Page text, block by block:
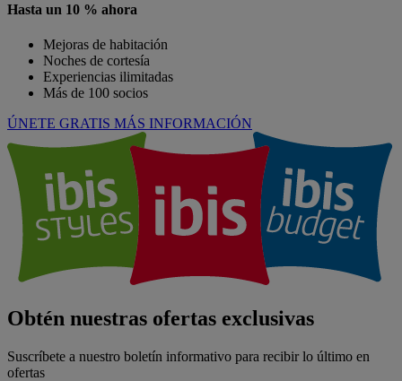
Hasta un 10 % ahora
Mejoras de habitación
Noches de cortesía
Experiencias ilimitadas
Más de 100 socios
ÚNETE GRATIS MÁS INFORMACIÓN
Obtén nuestras ofertas exclusivas
Suscríbete a nuestro boletín informativo para recibir lo último en
ofertas